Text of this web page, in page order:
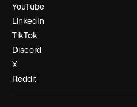
YouTube
LinkedIn
TikTok
Discord
X
Reddit